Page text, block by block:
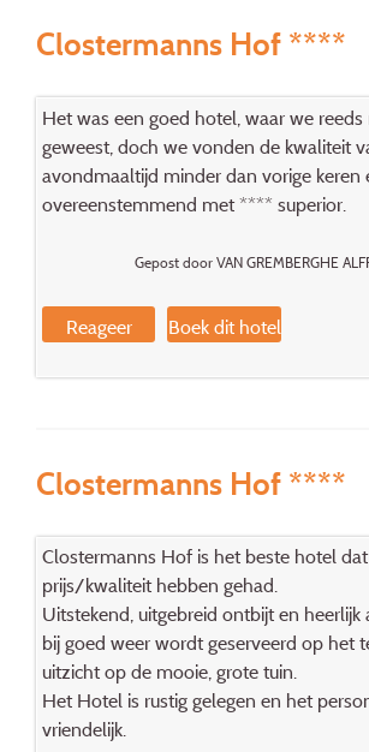
Clostermanns Hof ****
Het was een goed hotel, waar we
geweest, doch we vonden de kwaliteit
avondmaaltijd minder dan vorige keren
overeenstemmend met **** superior.
Gepost door VAN GREMBERGHE
Reageer Boek dit hotel
Clostermanns Hof ****
Clostermanns Hof is het beste hotel
prijs/kwaliteit hebben gehad.
Uitstekend, uitgebreid ontbijt en
bij goed weer wordt geserveerd op het
uitzicht op de mooie, grote tuin.
Het Hotel is rustig gelegen en het
vriendelijk.